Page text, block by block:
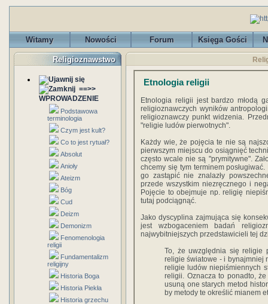
Witamy Nowości Forum Księga Gości
Religioznawstwo
==>>
WPROWADZENIE
Podstawowa
terminologia
Czym jest kult?
Co to jest rytuał?
Absolut
Anioły
Ateizm
Bóg
Cud
Deizm
Demonizm
Fenomenologia
religii
Fundamentalizm
religijny
Historia Boga
Historia Piekła
Historia grzechu
Etnologia religii
Etnologia religii jest bardzo młodą
religioznawczych wyników
religioznawczy punkt widzenia.
"religie ludów pierwotnych".
Każdy wie, że pojęcia te nie są
pierwszym miejscu do osiągnięć
często wcale nie są "prymitywne".
chcemy się tym terminem
go zastąpić nie znalazły
przede wszystkim niezręcznego i
Pojęcie to obejmuje np. religię
tutaj podciągnąć.
Jako dyscyplina zajmująca się
jest wzbogaceniem badań
najwybitniejszych przedstawicieli tej
To, że uwzględnia się religie
religie światowe - i bynajmniej
religie ludów niepiśmiennych
religii. Oznacza to ponadto,
usuną one starych metod
by metody te określić mianem